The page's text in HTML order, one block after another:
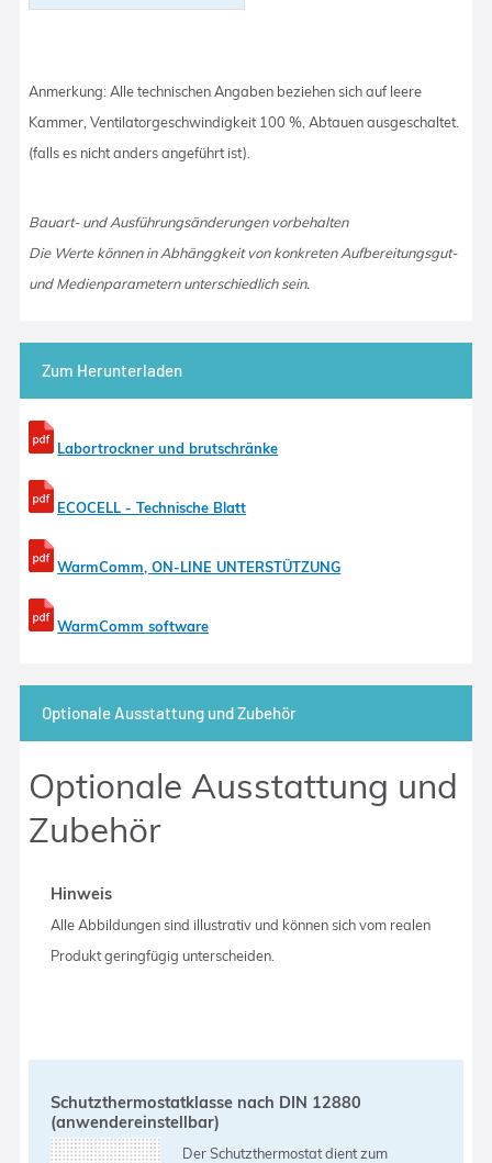
Anmerkung: Alle technischen Angaben beziehen sich auf leere
Kammer, Ventilatorgeschwindigkeit 100 %, Abtauen ausgeschaltet.
(falls es nicht anders angeführt ist).
Bauart- und Ausführungsänderungen vorbehalten
Die Werte können in Abhänggkeit von konkreten Aufbereitungsgut-
und Medienparametern unterschiedlich sein.
Zum Herunterladen
Labortrockner und brutschränke
ECOCELL - Technische Blatt
WarmComm, ON-LINE UNTERSTÜTZUNG
WarmComm software
Optionale Ausstattung und Zubehör
Optionale Ausstattung und
Zubehör
Hinweis
Alle Abbildungen sind illustrativ und können sich vom realen
Produkt geringfügig unterscheiden.
Schutzthermostatklasse nach DIN 12880
(anwendereinstellbar)
Der Schutzthermostat dient zum